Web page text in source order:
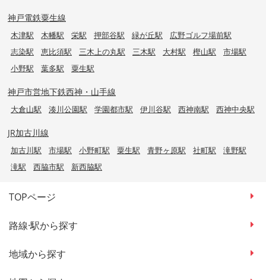
神戸電鉄粟生線
木津駅 木幡駅 栄駅 押部谷駅 緑が丘駅
広野ゴルフ場前駅
志染駅
恵比須駅 三木上の丸駅 三木駅 大村駅 樫山駅
市場駅
小野駅
葉多駅 粟生駅
神戸市営地下鉄西神・山手線
大倉山駅 湊川公園駅 学園都市駅 伊川谷駅 西神南駅 西神中央駅
JR加古川線
加古川駅 市場駅 小野町駅 粟生駅 青野ヶ原駅 社町駅
滝野駅
滝駅
西脇市駅 新西脇駅
TOPページ
路線·駅から探す
地域から探す